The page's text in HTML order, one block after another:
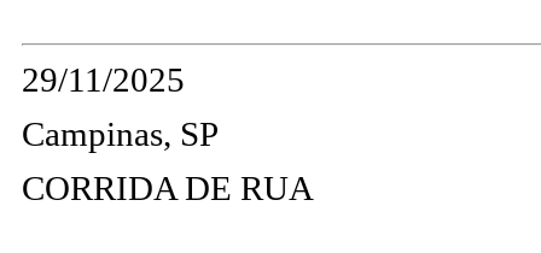
29/11/2025
Campinas, SP
CORRIDA DE RUA